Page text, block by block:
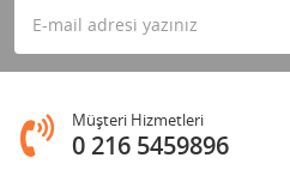
Müşteri Hizmetleri
0 216 5459896